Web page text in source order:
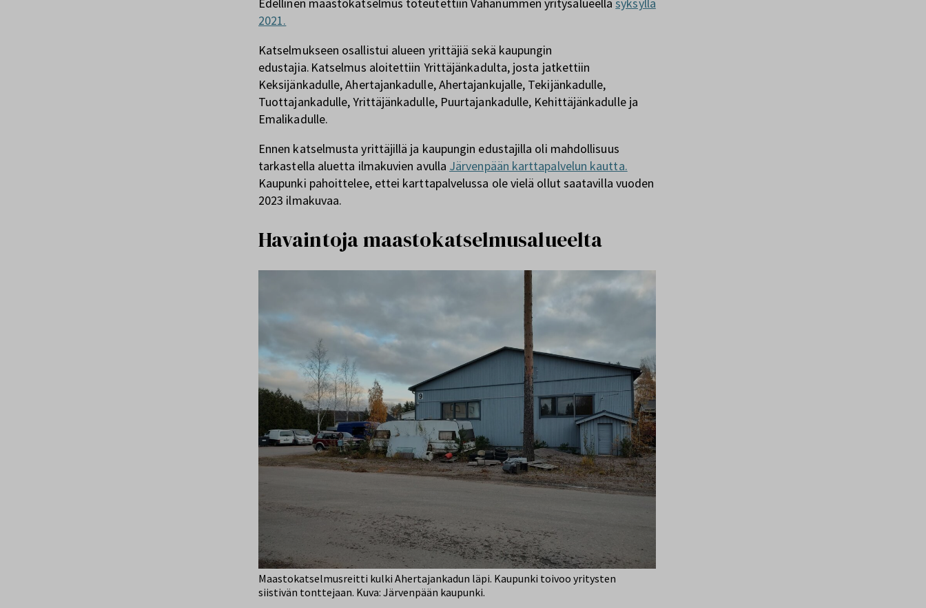
Edellinen maastokatselmus toteutettiin Vähänummen yritysalueellasyksyllä
2021.
Katselmukseen osallistui alueen yrittäjiä sekä kaupungin
edustajia. Katselmus aloitettiin Yrittäjänkadulta, josta jatkettiin
Keksijänkadulle, Ahertajankadulle, Ahertajankujalle, Tekijänkadulle,
Tuottajankadulle, Yrittäjänkadulle, Puurtajankadulle, Kehittäjänkadulle ja
Emalikadulle.
Ennen katselmusta yrittäjillä ja kaupungin edustajilla oli mahdollisuus
tarkastella aluetta ilmakuvien avulla Järvenpään karttapalvelun kautta.
Kaupunki pahoittelee, ettei karttapalvelussa ole vielä ollut saatavilla vuoden
2023 ilmakuvaa.
Havaintoja maastokatselmusalueelta
Maastokatselmusreitti kulki Ahertajankadun läpi. Kaupunki toivoo yritysten
siistivän tonttejaan. Kuva: Järvenpään kaupunki.